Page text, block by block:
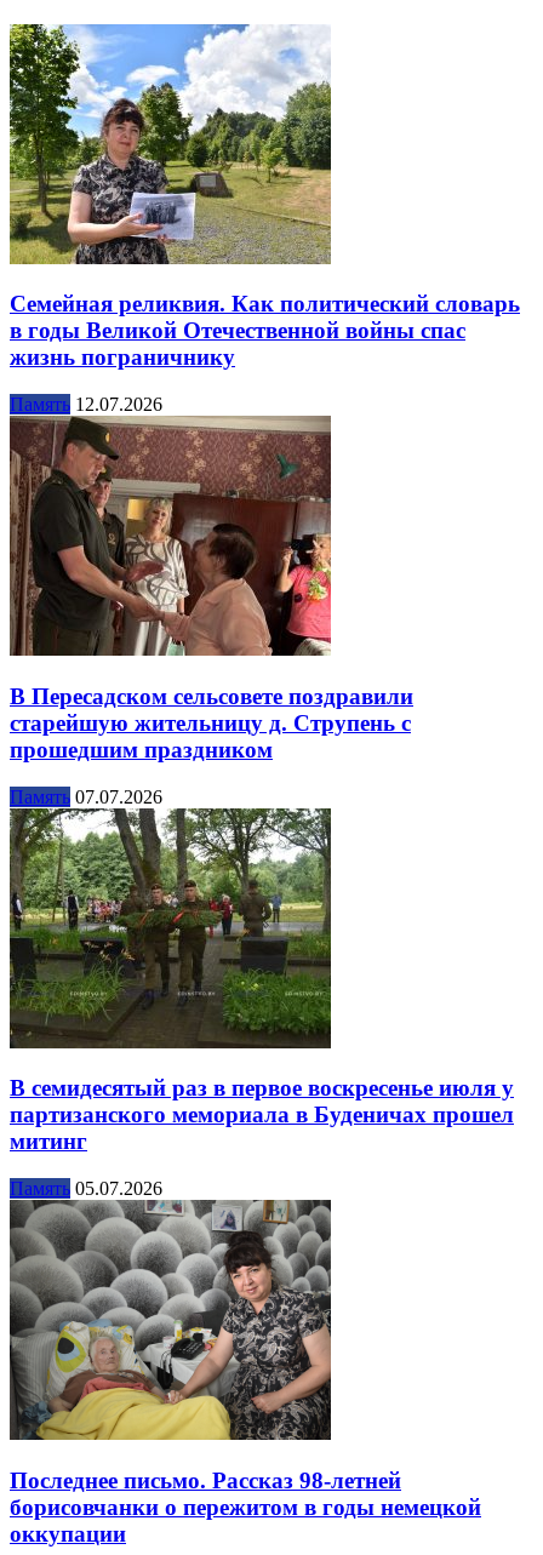
Семейная реликвия. Как политический словарь
в годы Великой Отечественной войны спас
жизнь пограничнику
Память 12.07.2026
В Пересадском сельсовете поздравили
старейшую жительницу д. Струпень с
прошедшим праздником
Память 07.07.2026
В семидесятый раз в первое воскресенье июля у
партизанского мемориала в Буденичах прошел
митинг
Память 05.07.2026
Последнее письмо. Рассказ 98-летней
борисовчанки о пережитом в годы немецкой
оккупации